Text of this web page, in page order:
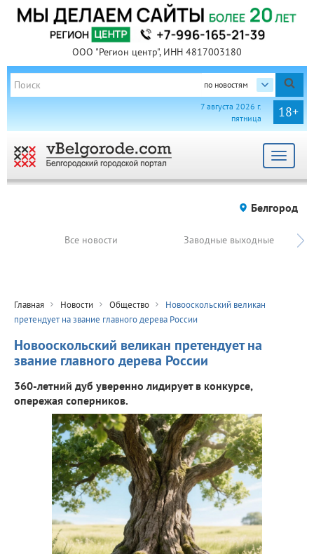
ООО "Регион центр", ИНН 4817003180
по новостям
18+
7 августа 2026 г.
пятница
Toggle
Белгород
Все новости Заводные выходные
Главная Новости Общество
Новооскольский великан
претендует на звание главного дерева России
Новооскольский великан претендует на
звание главного дерева России
360-летний дуб уверенно лидирует в конкурсе,
опережая соперников.